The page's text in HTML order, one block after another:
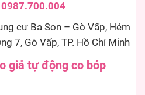
0987.700.004
cư Ba Son – Gò Vấp, Hẻm
7, Gò Vấp, TP. Hồ Chí Minh
giả tự động co bóp